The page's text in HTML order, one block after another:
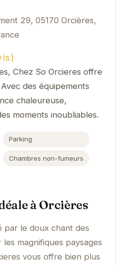
29, 05170 Orcières,
Chez So Orcieres offre
des équipements
chaleureuse,
moments inoubliables.
Parking
Chambres non-fumeurs
à Orcières
par le doux chant des
magnifiques paysages
vous offre bien plus